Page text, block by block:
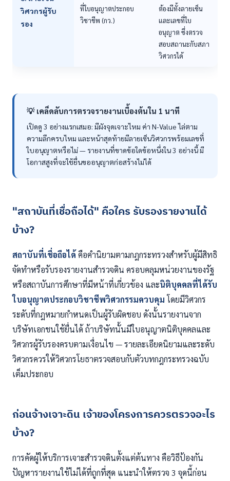
วิศวกรผู้รับ
รอง
ที่ใบอนุญาตประกอบ
วิชาชีพ (กว.)
ต้องมีทั้งลายเซ็น
และเลขที่ใบ
อนุญาต ซึ่งตรวจ
สอบสถานะกับสภา
วิศวกรได้
💡 เคล็ดลับการตรวจรายงานเบื้องต้นใน 1 นาที
เปิดดู 3 อย่างแรกเสมอ: มีผังจุดเจาะไหม ค่า N-Value ไล่ตาม
ความลึกครบไหม และหน้าสุดท้ายมีลายเซ็นวิศวกรพร้อมเลขที่
ใบอนุญาตหรือไม่ — รายงานที่ขาดข้อใดข้อหนึ่งใน 3 อย่างนี้ มี
โอกาสสูงที่จะใช้ยื่นขออนุญาตก่อสร้างไม่ได้
"สถาบันที่เชื่อถือได้" คือใคร รับรองรายงานได้
บ้าง?
สถาบันที่เชื่อถือได้คือคำนิยามตามกฎกระทรวงสำหรับผู้มีสิทธิ
จัดทำหรือรับรองรายงานสำรวจดิน ครอบคลุมหน่วยงานของรัฐ
หรือสถาบันการศึกษาที่มีหน้าที่เกี่ยวข้อง และนิติบุคคลที่ได้รับ
ใบอนุญาตประกอบวิชาชีพวิศวกรรมควบคุมโดยมีวิศวกร
ระดับที่กฎหมายกำหนดเป็นผู้รับผิดชอบ ดังนั้นรายงานจาก
บริษัทเอกชนใช้ยื่นได้ ถ้าบริษัทนั้นมีใบอนุญาตนิติบุคคลและ
วิศวกรผู้รับรองครบตามเงื่อนไข — รายละเอียดนิยามและระดับ
วิศวกรควรให้วิศวกรโยธาตรวจสอบกับตัวบทกฎกระทรวงฉบับ
เต็มประกอบ
ก่อนจ้างเจาะดิน เจ้าของโครงการควรตรวจอะไร
บ้าง?
การคัดผู้ให้บริการเจาะสำรวจดินตั้งแต่ต้นทาง คือวิธีป้องกัน
ปัญหารายงานใช้ไม่ได้ที่ถูกที่สุด แนะนำให้ตรวจ 3 จุดนี้ก่อน